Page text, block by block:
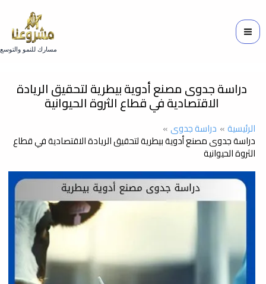
مسارك للنمو والتوسع
دراسة جدوى مصنع أدوية بيطرية لتحقيق الريادة
الاقتصادية في قطاع الثروة الحيوانية
الرئيسية دراسة جدوى
دراسة جدوى مصنع أدوية بيطرية لتحقيق الريادة الاقتصادية في قطاع
الثروة الحيوانية